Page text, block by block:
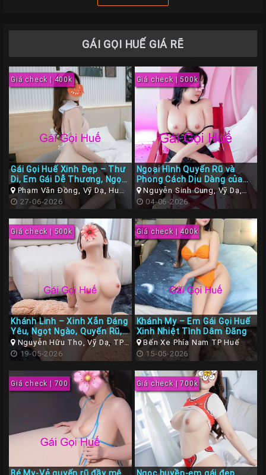
GÁI GỌI HUẾ GIÁ RẼ
Giá check | 400k
Gái Gọi Huế Xinh Đẹp – Thư
Di, Em Gái Dễ Thương, Ngọt
Ngào Như Nước Mía Luôn
Phạm Văn Đồng, Vỹ Dạ, Huế,
Thừa Thiên Huế
27-06-2026
Giá check | 500k
Ngoại Hình Quyến Rũ và
Phong Cách Dịu Dàng của
Gái Gọi Huế Hoài An
Nguyễn Sinh Cung, Vỹ Dạ,
Huế, Thừa Thiên Huế
04-06-2026
Giá check | 500k
Khánh Linh – Xinh Xắn Đáng
Yêu, Ngọt Ngào, Quyến Rũ,
Chuẩn Gu Gái Ngon Lên
Sóng
Nguyễn Hữu Thọ, Vỹ Dạ, TP
Huế19-05-2026
Giá check | 400k
Khánh My – Em Gái Gọi Huế
Xinh Nhiệt Tình Dâm Đãng
Bến Xe Phía Nam TP Huế
15-05-2026
Giá check | 700 Giá check | 700k